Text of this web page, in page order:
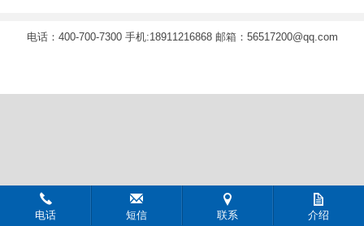
电话：400-700-7300 手机:18911216868 邮箱：56517200@qq.com
电话 短信 联系 介绍